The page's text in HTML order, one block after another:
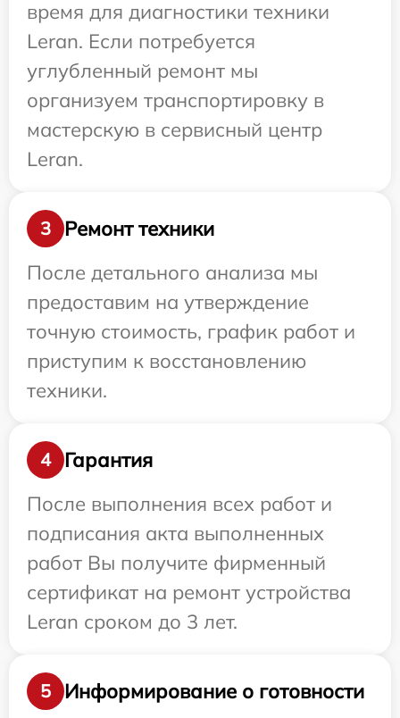
время для диагностики техники
Leran. Если потребуется
углубленный ремонт мы
организуем транспортировку в
мастерскую в сервисный центр
Leran.
3
Ремонт техники
После детального анализа мы
предоставим на утверждение
точную стоимость, график работ и
приступим к восстановлению
техники.
4
Гарантия
После выполнения всех работ и
подписания акта выполненных
работ Вы получите фирменный
сертификат на ремонт устройства
Leran сроком до 3 лет.
5
Информирование о готовности